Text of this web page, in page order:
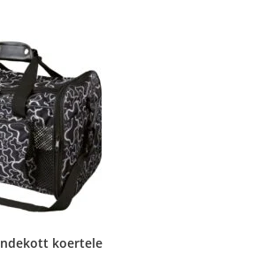
koertele